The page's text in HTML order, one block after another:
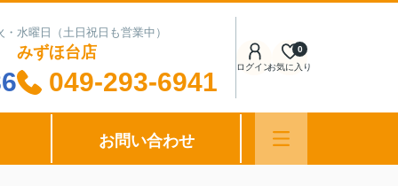
水曜日（土日祝日も営業中）
みずほ台店
049-293-6941
ログインお気に入り
0
お問い合わせ